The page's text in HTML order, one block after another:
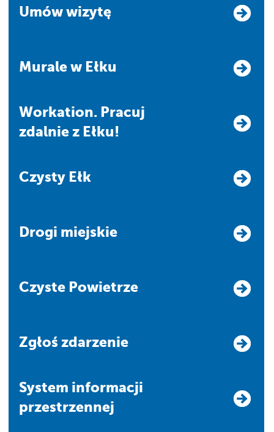
Umów wizytę
Murale w Ełku
Workation. Pracuj
zdalnie z Ełku!
Czysty Ełk
Drogi miejskie
Czyste Powietrze
Zgłoś zdarzenie
system informacji
przestrzennej